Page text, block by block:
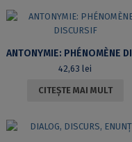
42,63 lei
CITEȘTE MAI MULT